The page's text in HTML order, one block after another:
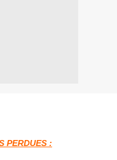
PERDUES :